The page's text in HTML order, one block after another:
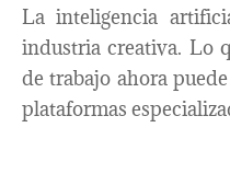
La inteligencia
industria creativa. Lo
de trabajo ahora
plataformas